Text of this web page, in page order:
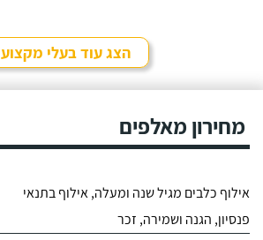
הצג עוד בעלי מקצוע
מחירון מאלפים
אילוף כלבים מגיל שנה ומעלה, אילוף בתנאי
פנסיון, הגנה ושמירה, זכר